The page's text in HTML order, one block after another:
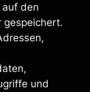
den
gespeichert.
und